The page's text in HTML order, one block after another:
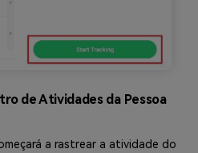
de Atividades da Pessoa
a rastrear a atividade do